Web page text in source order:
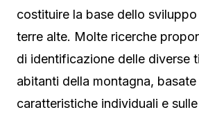
costituire la base dello
terre alte. Molte ricerche
di identificazione delle diverse
abitanti della montagna,
caratteristiche individuali e